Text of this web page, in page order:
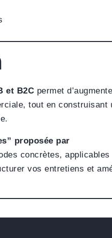
et B2C permet
tout en construisant
proposée par
concrètes, applicables
vos entretiens et